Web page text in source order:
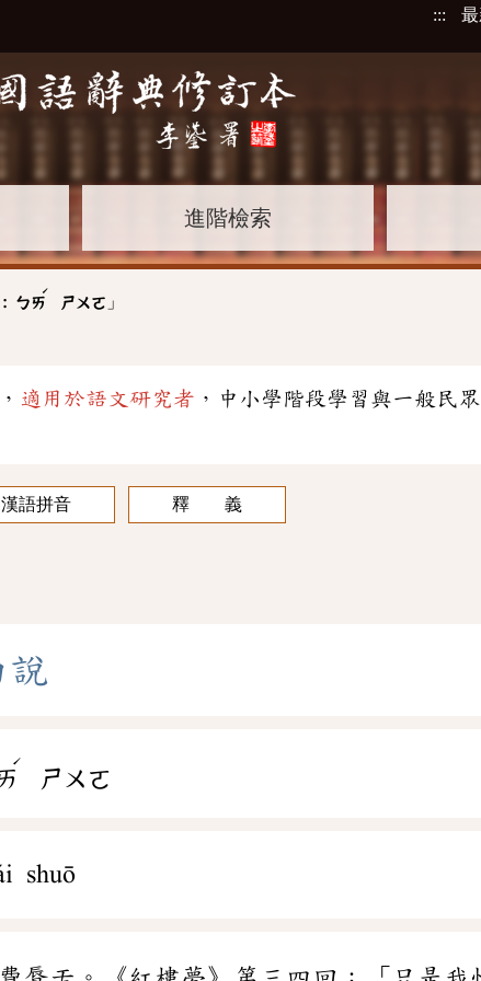
:::
進階檢索
ㄅㄞ
ˊ
ㄕㄨㄛ 」
適用於語文研究者 ，中小學階段學習與一般民
漢語拼音 釋 義
說
ˊ
ㄕㄨㄛ
shuō